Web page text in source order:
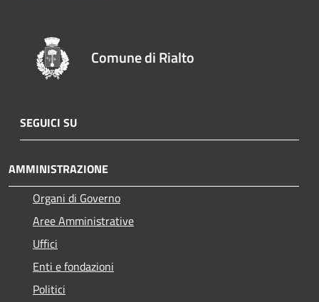
Comune di Rialto
SEGUICI SU
AMMINISTRAZIONE
Organi di Governo
Aree Amministrative
Uffici
Enti e fondazioni
Politici